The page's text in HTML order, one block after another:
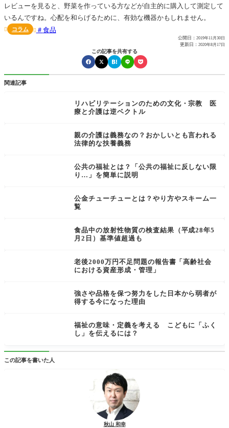
レビューを見ると、野菜を作っている方などが自主的に購入して測定して
いるんですね。心配を和らげるために、有効な機器かもしれません。
 コラム  食品
公開日： 2019年11月30日
更新日： 2020年8月17日
この記事を共有する
関連記事
リハビリテーションのための文化・宗教 医
療と介護は逆ベクトル
親の介護は義務なの？おかしいとも言われる
法律的な扶養義務
公共の福祉とは？「公共の福祉に反しない限
り…」を簡単に説明
公金チューチューとは？やり方やスキーム一
覧
食品中の放射性物質の検査結果（平成28年5
月2日）基準値超過も
老後2000万円不足問題の報告書「高齢社会
における資産形成・管理」
強さや品格を保つ努力をした日本から弱者が
得する今になった理由
福祉の意味・定義を考える こどもに「ふく
し」を伝えるには？
この記事を書いた人
秋山 和幸